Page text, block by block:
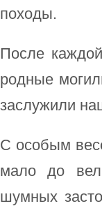
походы.
После
родные
заслужили
С особым
мало до
шумных